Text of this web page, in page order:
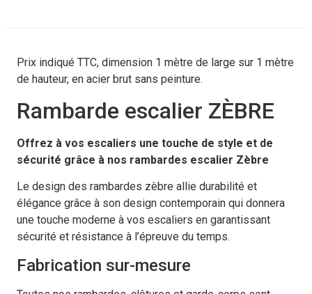
Prix indiqué TTC, dimension 1 mètre de large sur 1 mètre
de hauteur, en acier brut sans peinture.
Rambarde escalier ZÈBRE
Offrez à vos escaliers une touche de style et de
sécurité grâce à nos rambardes escalier Zèbre
Le design des rambardes zèbre allie durabilité et
élégance grâce à son design contemporain qui donnera
une touche moderne à vos escaliers en garantissant
sécurité et résistance à l’épreuve du temps.
Fabrication sur-mesure